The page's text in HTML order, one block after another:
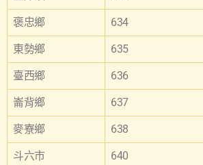
褒忠鄉 634
東勢鄉 635
臺西鄉 636
崙背鄉 637
麥寮鄉 638
斗六市 640